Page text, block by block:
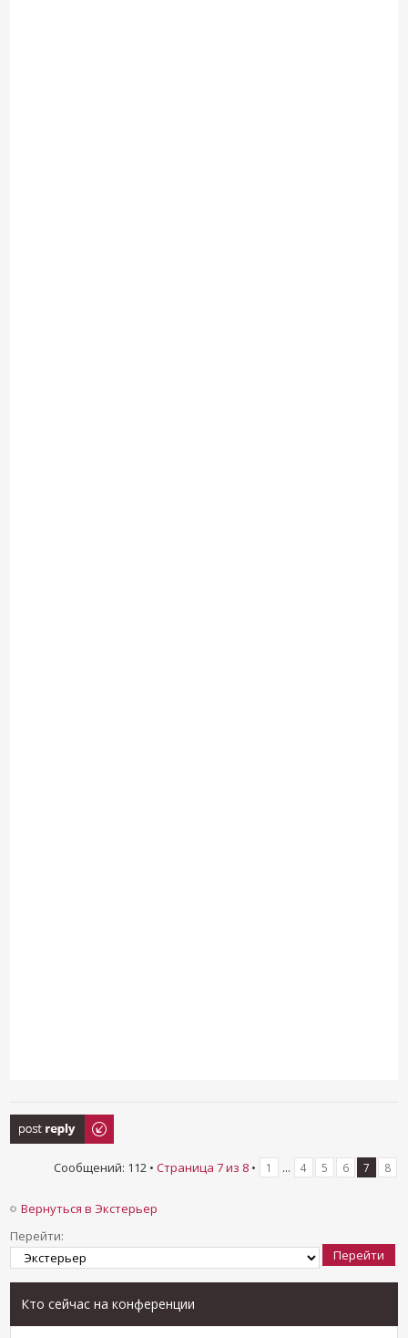
Ответить
Сообщений: 112 • Страница 7из 8• 1 ... 4 5 6 7 8
Вернуться в Экстерьер
Перейти:
Кто сейчас на конференции